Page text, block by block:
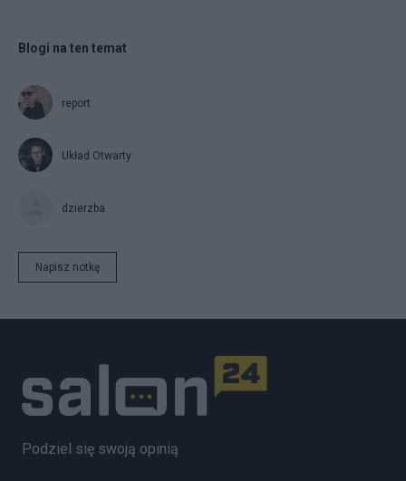
Blogi na ten temat
report
Układ Otwarty
dzierzba
Napisz notkę
Podziel się swoją opinią